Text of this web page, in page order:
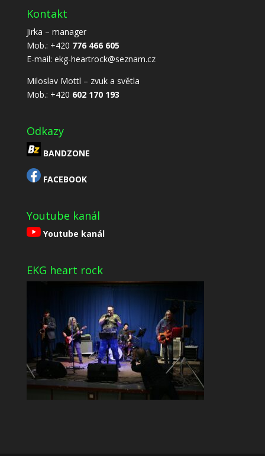
Kontakt
Jirka – manager
Mob.: +420 776 466 605
E-mail: ekg-heartrock@seznam.cz
Miloslav Mottl – zvuk a světla
Mob.: +420 602 170 193
Odkazy
BANDZONE
FACEBOOK
Youtube kanál
Youtube kanál
EKG heart rock